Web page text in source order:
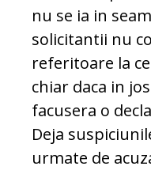
nu se ia in
solicitantii nu
referitoare la
chiar daca in
facusera o
Deja
urmate de